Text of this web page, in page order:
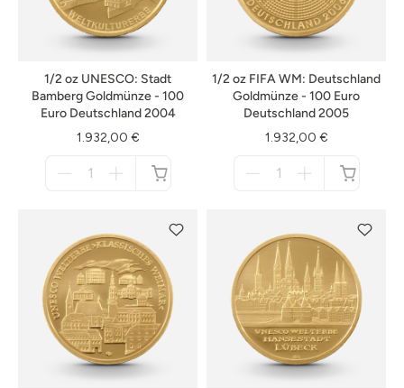
1/2 oz UNESCO: Stadt
Bamberg Goldmünze - 100
Euro Deutschland 2004
1.932,00 €
1/2 oz FIFA WM: Deutschland
Goldmünze - 100 Euro
Deutschland 2005
1.932,00 €